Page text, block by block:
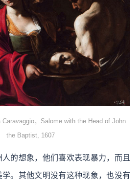
，Salome with the Head of John
the Baptist, 1607
的想象，他们喜欢表现暴力，而且
。其他文明没有这种现象，也没有